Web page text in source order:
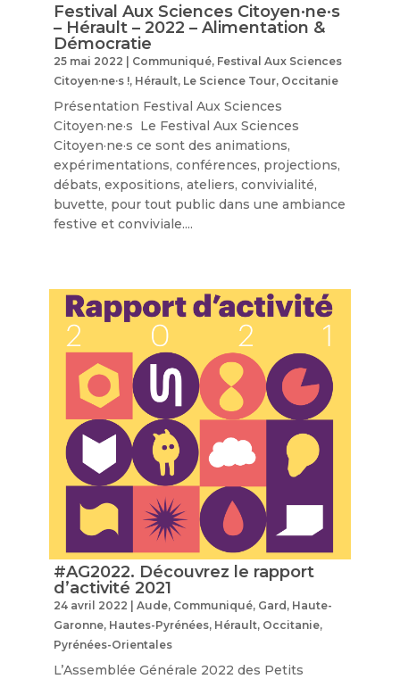
Festival Aux Sciences Citoyen·ne·s
– Hérault – 2022 – Alimentation &
Démocratie
25 mai 2022 Communiqué, Festival Aux Sciences
Citoyen·ne·s !, Hérault, Le Science Tour, Occitanie
Présentation Festival Aux Sciences
Citoyen·ne·s Le Festival Aux Sciences
Citoyen·ne·s ce sont des animations,
expérimentations, conférences, projections,
débats, expositions, ateliers, convivialité,
buvette, pour tout public dans une ambiance
festive et conviviale....
#AG2022. Découvrez le rapport
d’activité 2021
24 avril 2022 Aude, Communiqué, Gard , Haute-
Garonne, Hautes-Pyrénées, Hérault, Occitanie,
Pyrénées-Orientales
L’Assemblée Générale 2022 des Petits